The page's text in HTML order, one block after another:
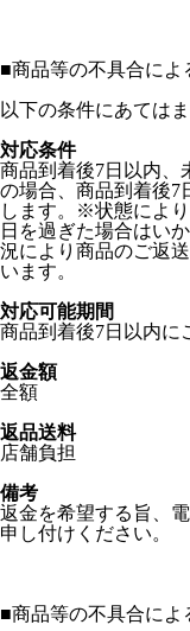
■商品等の不具合によ
以下の条件にあては
対応条件
商品到着後7日以内、
の場合、商品到着後7
します。※状態によ
日を過ぎた場合はい
況により商品のご返
います。
対応可能期間
商品到着後7日以内に
返金額
全額
返品送料
店舗負担
備考
返金を希望する旨、
申し付けください。
■商品等の不具合によ